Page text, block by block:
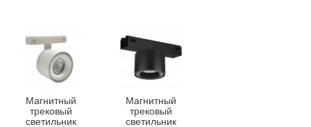
Магнитный
трековый
светильник
Магнитный
трековый
светильник